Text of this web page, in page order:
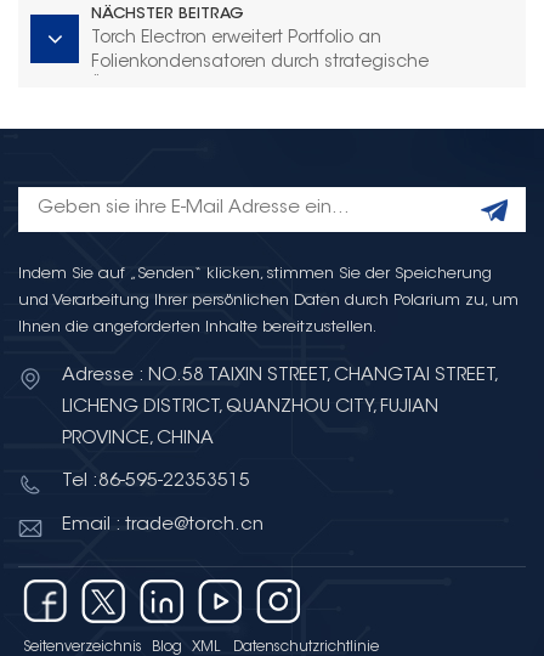
NÄCHSTER BEITRAG
Torch Electron erweitert Portfolio an
Folienkondensatoren durch strategische
Indem Sie auf „Senden“ klicken, stimmen Sie der Speicherung
und Verarbeitung Ihrer persönlichen Daten durch Polarium zu, um
Ihnen die angeforderten Inhalte bereitzustellen.
Adresse : NO.58 TAIXIN STREET, CHANGTAI STREET,
LICHENG DISTRICT, QUANZHOU CITY, FUJIAN
PROVINCE, CHINA
Tel :86-595-22353515
Email : trade@torch.cn
Seitenverzeichnis Blog XML Datenschutzrichtlinie